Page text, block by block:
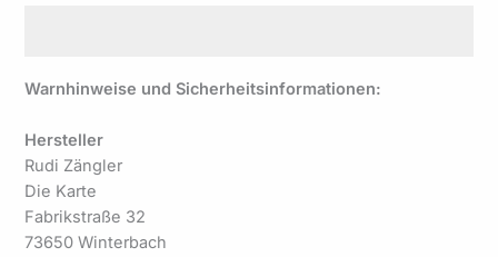
Warnhinweise und Sicherheitsinformationen:
Hersteller
Rudi Zängler
Die Karte
Fabrikstraße 32
73650 Winterbach